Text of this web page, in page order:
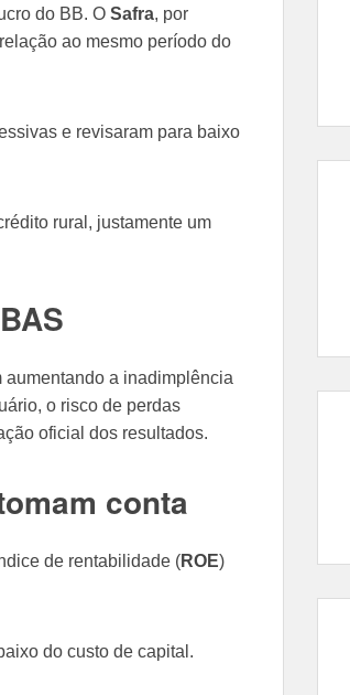
do BB. O Safra, por
ao mesmo período do
e revisaram para baixo
rural, justamente um
aumentando a inadimplência
o risco de perdas
oficial dos resultados.
conta
de rentabilidade (ROE)
do custo de capital.